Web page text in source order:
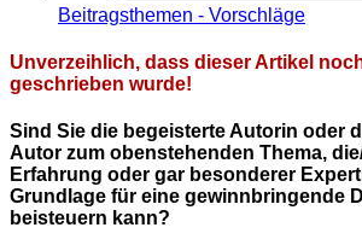
Beitragsthemen - Vorschläge
Unverzeihlich, dass dieser Artikel
geschrieben wurde!
Sind Sie die begeisterte Autorin oder
Autor zum obenstehenden Thema,
Erfahrung oder gar besonderer
Grundlage für eine gewinnbringende
beisteuern kann?